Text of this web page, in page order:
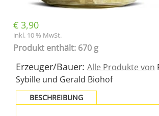
€ 3,90
inkl. 10 % MwSt.
Produkt enthält: 670 g
Erzeuger/Bauer: Alle Produkte von
Sybille und Gerald Biohof
BESCHREIBUNG